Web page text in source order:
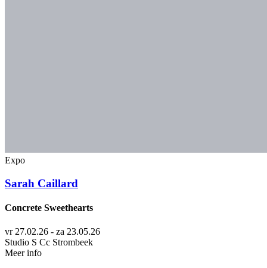
Expo
Sarah Caillard
Concrete Sweethearts
vr 27.02.26 - za 23.05.26
Studio S Cc Strombeek
Meer info